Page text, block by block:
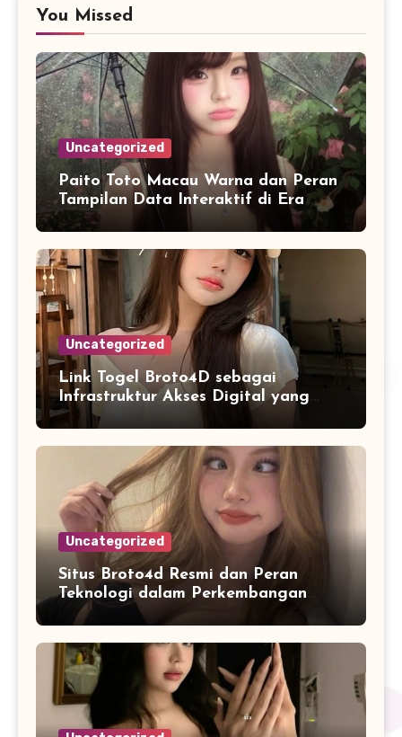
You Missed
Uncategorized
Paito Toto Macau Warna dan Peran
Tampilan Data Interaktif di Era
Informasi Digital Modern
Uncategorized
Link Togel Broto4D sebagai
Infrastruktur Akses Digital yang
Lebih Stabil dan Cepat
Uncategorized
Situs Broto4d Resmi dan Peran
Teknologi dalam Perkembangan
Platform Online